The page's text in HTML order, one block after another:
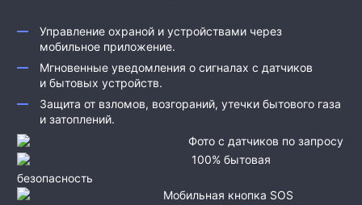
Управление охраной и устройствами через
мобильное приложение.
Мгновенные уведомления о сигналах с датчиков
и бытовых устройств.
Защита от взломов, возгораний, утечки бытового газа
и затоплений.
Фото с датчиков по запросу
100% бытовая
безопасность
Мобильная кнопка SOS